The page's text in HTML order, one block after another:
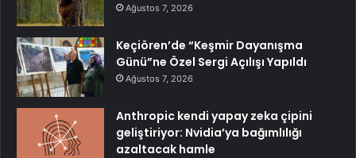
Ağustos 7, 2026
Keçiören’de “Keşmir Dayanışma
Günü”ne Özel Sergi Açılışı Yapıldı
Ağustos 7, 2026
Anthropic kendi yapay zeka çipini
geliştiriyor: Nvidia’ya bağımlılığı
azaltacak hamle